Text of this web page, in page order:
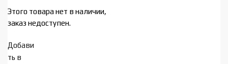
Этого товара нет в наличии,
заказ недоступен.
Добави
ть в